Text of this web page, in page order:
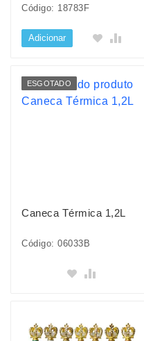
Código: 18783F
Adicionar
ESGOTADO
Caneca Térmica 1,2L
Código: 06033B